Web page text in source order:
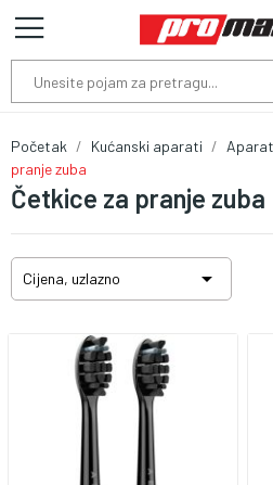
Četkice za pranje zuba
Početak Kućanski aparati
pranje zuba
Cijena, uzlazno 